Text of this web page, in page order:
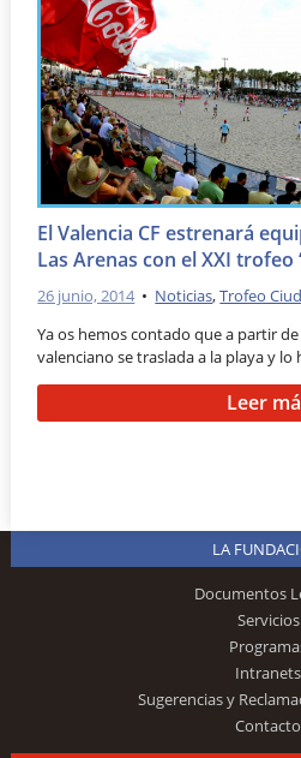
El Valencia CF estrenará
Las Arenas con el XXI trofeo
26 junio, 2014 • Noticias,Trofeo
Ya os hemos contado que a partir
valenciano se traslada a la playa y lo
Leer
LA
Documentos
Servicios
Intranets
Sugerencias y
Contacto